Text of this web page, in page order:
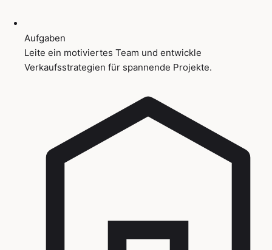
Aufgaben
Leite ein motiviertes Team und entwickle
Verkaufsstrategien für spannende Projekte.